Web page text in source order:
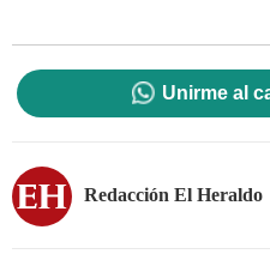
Unirme al
Redacción El Heraldo